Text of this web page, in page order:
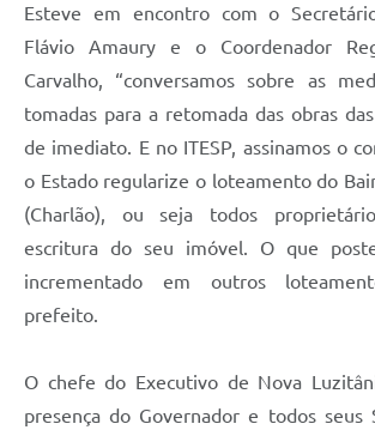
Esteve em encontro com o
Flávio Amaury e o Coordenador
Carvalho, “conversamos sobre as
tomadas para a retomada das obras
de imediato. E no ITESP, assinamos o
o Estado regularize o loteamento do
(Charlão), ou seja todos
escritura do seu imóvel. O que
incrementado em outros
prefeito.
O chefe do Executivo de Nova
presença do Governador e todos seus